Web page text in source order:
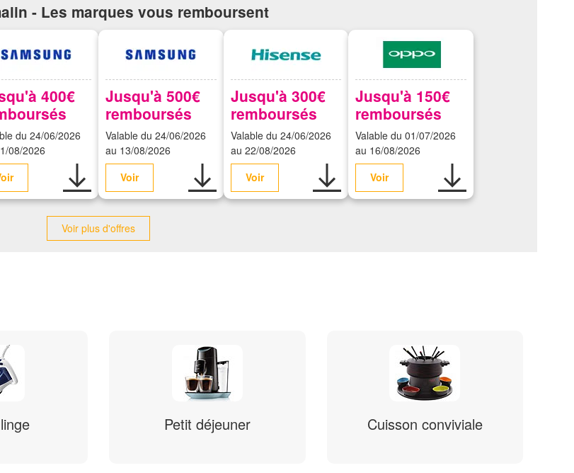
- Les marques vous remboursent
400€
du 24/06/2026
08/2026
Jusqu'à 500€
remboursés
Valable du 24/06/2026
au 13/08/2026
Voir
Jusqu'à 300€
remboursés
Valable du 24/06/2026
au 22/08/2026
Voir
Jusqu'à 150€
remboursés
Valable du 01/07/2026
au 16/08/2026
Voir
Voir plus d'offres
Petit déjeuner Cuisson conviviale